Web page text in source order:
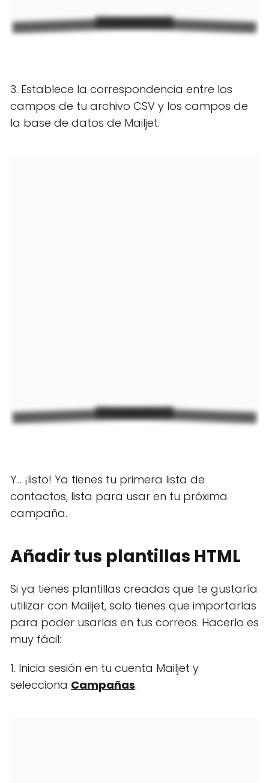
3. Establece la correspondencia entre los
campos de tu archivo CSV y los campos de
la base de datos de Mailjet.
Y… ¡listo! Ya tienes tu primera lista de
contactos, lista para usar en tu próxima
campaña.
Añadir tus plantillas HTML
Si ya tienes plantillas creadas que te gustaría
utilizar con Mailjet, solo tienes que importarlas
para poder usarlas en tus correos. Hacerlo es
muy fácil:
1. Inicia sesión en tu cuenta Mailjet y
selecciona Campañas.